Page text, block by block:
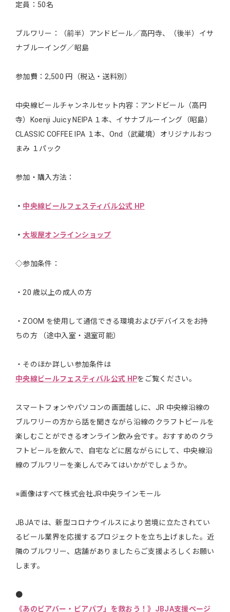
定員：50名
ブルワリー：（前半）アンドビール／高円寺、（後半）イサ
ナブルーイング／昭島
参加費：2,500 円（税込・送料別）
中央線ビールチャンネルセット内容：アンドビール（高円
寺）Koenji Juicy NEIPA １本、イサナブルーイング（昭島）
CLASSIC COFFEE IPA １本、Ond（武蔵境）オリジナルおつ
まみ １パック
参加・購入方法：
・ 中央線ビールフェスティバル公式 HP
・大坂屋オンラインショップ
◇参加条件：
・20 歳以上の成人の方
・ZOOM を使用して通信できる環境およびデバイスをお持
ちの方 （途中入室・退室可能）
・そのほか詳しい参加条件は
中央線ビールフェスティバル公式 HPをご覧ください。
スマートフォンやパソコンの画面越しに、JR 中央線沿線の
ブルワリーの方から話を聞きながら沿線のクラフトビールを
楽しむことができるオンライン飲み会です。おすすめのクラ
フトビールを飲んで、自宅などに居ながらにして、中央線沿
線のブルワリーを楽しんでみてはいかがでしょうか。
※画像はすべて株式会社JR中央ラインモール
JBJAでは、新型コロナウイルスにより苦境に立たされてい
るビール業界を応援するプロジェクトを立ち上げました。近
隣のブルワリー、店舗がありましたらご支援よろしくお願い
します。
●
《あのビアバー・ビアパブ」を救おう！》JBJA支援ページ